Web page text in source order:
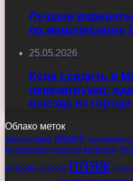
Лучшие
по живописному
25.05.2026
Куда сходить в
перезагрузки:
выезда из города
Облако меток
великолепие вещей
идеальное история красота
острова острове пляж